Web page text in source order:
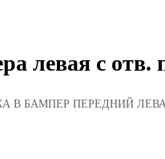
левая с
В БАМПЕР